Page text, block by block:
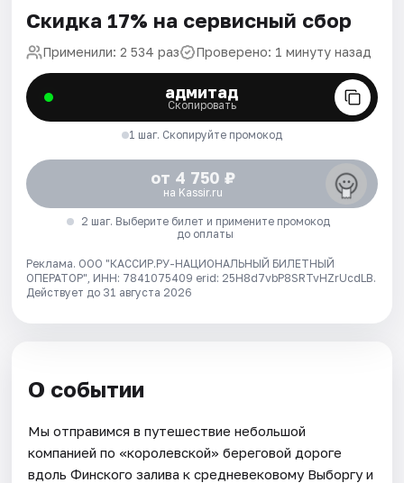
Скидка 17% на сервисный сбор
Применили: 2 534 раз Проверено: 1 минуту назад
адмитад
Скопировать
1 шаг. Скопируйте промокод
от 4 750 ₽
на Kassir.ru
2 шаг. Выберите билет и примените промокод
до оплаты
Реклама. ООО "КАССИР.РУ-НАЦИОНАЛЬНЫЙ БИЛЕТНЫЙ
ОПЕРАТОР", ИНН: 7841075409 erid: 25H8d7vbP8SRTvHZrUcdLB.
Действует до 31 августа 2026
О событии
Мы отправимся в путешествие небольшой
компанией по «королевской» береговой дороге
вдоль Финского залива к средневековому Выборгу и